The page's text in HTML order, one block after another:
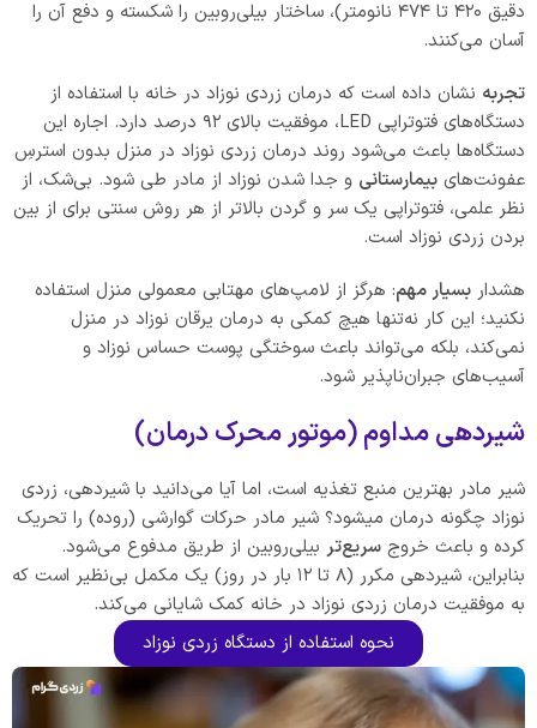
دقیق ۴۲۰ تا ۴۷۴ نانومتر)، ساختار بیلی‌روبین را شکسته و دفع آن را
آسان می‌کنند.
تجربه نشان داده است که درمان زردی نوزاد در خانه با استفاده از
دستگاه‌های فتوتراپی LED، موفقیت بالای ۹۲ درصد دارد. اجاره این
دستگاه‌ها باعث می‌شود روند درمان زردی نوزاد در منزل بدون استرسِ
عفونت‌های بیمارستانی و جدا شدن نوزاد از مادر طی شود. بی‌شک، از
نظر علمی، فتوتراپی یک سر و گردن بالاتر از هر روش سنتی برای از بین
بردن زردی نوزاد است.
هشدار بسیار مهم: هرگز از لامپ‌های مهتابی معمولی منزل استفاده
نکنید؛ این کار نه‌تنها هیچ کمکی به درمان یرقان نوزاد در منزل
نمی‌کند، بلکه می‌تواند باعث سوختگی پوست حساس نوزاد و
آسیب‌های جبران‌ناپذیر شود.
شیردهی مداوم (موتور محرک درمان)
شیر مادر بهترین منبع تغذیه است، اما آیا می‌دانید با شیردهی، زردی
نوزاد چگونه درمان میشود؟ شیر مادر حرکات گوارشی (روده) را تحریک
کرده و باعث خروج سریع‌تر بیلی‌روبین از طریق مدفوع می‌شود.
بنابراین، شیردهی مکرر (۸ تا ۱۲ بار در روز) یک مکمل بی‌نظیر است که
به موفقیت درمان زردی نوزاد در خانه کمک شایانی می‌کند.
نحوه استفاده از دستگاه زردی نوزاد